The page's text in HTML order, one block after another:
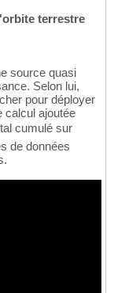
terrestre
source quasi
Selon lui,
pour déployer
calcul ajoutée
cumulé sur
de données